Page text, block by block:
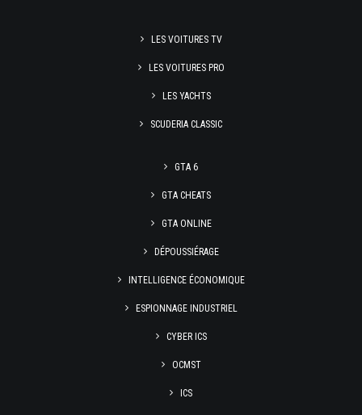
LES VOITURES TV
LES VOITURES PRO
LES YACHTS
SCUDERIA CLASSIC
GTA 6
GTA CHEATS
GTA ONLINE
DÉPOUSSIÉRAGE
INTELLIGENCE ÉCONOMIQUE
ESPIONNAGE INDUSTRIEL
CYBER ICS
OCMST
ICS